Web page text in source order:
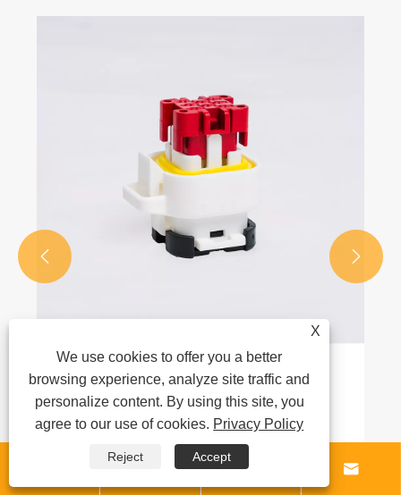
Какой материал используется для
корпусов розеток AMPSEAL?
Посмотреть больше >>
 
 
X
We use cookies to offer you a better
browsing experience, analyze site traffic and
personalize content. By using this site, you
agree to our use of cookies. Privacy Policy
Reject Accept